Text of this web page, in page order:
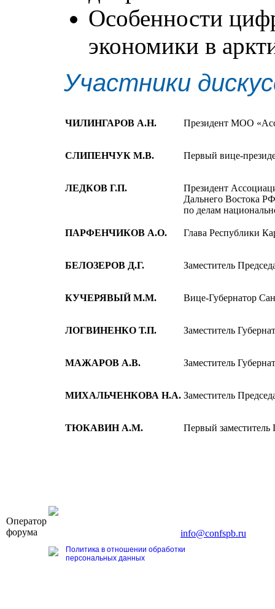
Особенности
экономики в
Участники
ЧИЛИНГАРОВ А.Н. Президент МОО
СЛИПЕНЧУК М.В. Первый вице-
ЛЕДКОВ Г.П.
Президент
Дальнего Востока
по делам
ПАРФЕНЧИКОВ А.О. Глава Республики
БЕЛОЗЕРОВ Д.Г. Заместитель
КУЧЕРЯВЫЙ М.М. Вице-Губернатор
ЛОГВИНЕНКО Т.П. Заместитель
МАЖАРОВ А.В. Заместитель
МИХАЛЬЧЕНКОВА Н.А. Заместитель
ТЮКАВИН А.М. Первый заместитель
Оператор
форума
info@confspb.ru
Политика в отношении обработки
персональных данных